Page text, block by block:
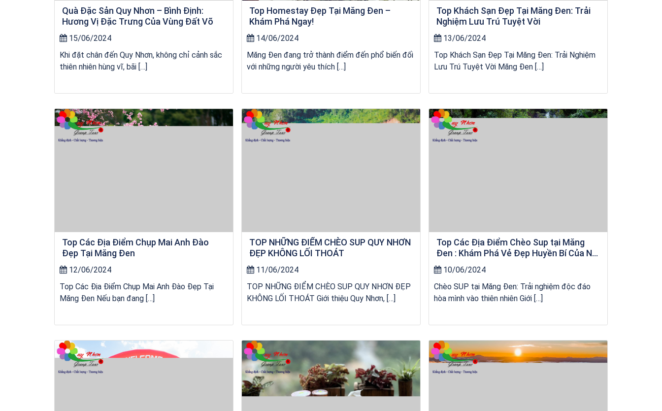
Quà Đặc Sản Quy Nhơn – Bình Định:
Hương Vị Đặc Trưng Của Vùng Đất Võ
15/06/2024
Khi đặt chân đến Quy Nhơn, không chỉ cảnh sắc
thiên nhiên hùng vĩ, bãi […]
Top Homestay Đẹp Tại Măng Đen –
Khám Phá Ngay!
14/06/2024
Măng Đen đang trở thành điểm đến phổ biến đối
với những người yêu thích […]
Top Khách Sạn Đẹp Tại Măng Đen: Trải
Nghiệm Lưu Trú Tuyệt Vời
13/06/2024
Top Khách Sạn Đẹp Tại Măng Đen: Trải Nghiệm
Lưu Trú Tuyệt Vời Măng Đen […]
Khách sạn Star Hotel Phú Yên
Top Các Địa Điểm Chụp Mai Anh Đào
Đẹp Tại Măng Đen
12/06/2024
Top Các Địa Điểm Chụp Mai Anh Đào Đẹp Tại
Măng Đen Nếu bạn đang […]
Khách sạn Star Hotel Phú Yên
TOP NHỮNG ĐIỂM CHÈO SUP QUY NHƠN
ĐẸP KHÔNG LỐI THOÁT
11/06/2024
TOP NHỮNG ĐIỂM CHÈO SUP QUY NHƠN ĐẸP
KHÔNG LỐI THOÁT Giới thiệu Quy Nhơn, […]
Khách sạn Star Hotel Phú Yên
Top Các Địa Điểm Chèo Sup tại Măng
Đen : Khám Phá Vẻ Đẹp Huyền Bí Của Núi
Rừng Kon Tum
10/06/2024
Chèo SUP tại Măng Đen: Trải nghiệm độc đáo
hòa mình vào thiên nhiên Giới […]
Khách sạn Star Hotel Phú Yên Khách sạn Star Hotel Phú Yên Khách sạn Star Hotel Phú Yên